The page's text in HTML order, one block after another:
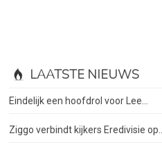
LAATSTE NIEUWS
Eindelijk een hoofdrol voor Lee...
Ziggo verbindt kijkers Eredivisie op...